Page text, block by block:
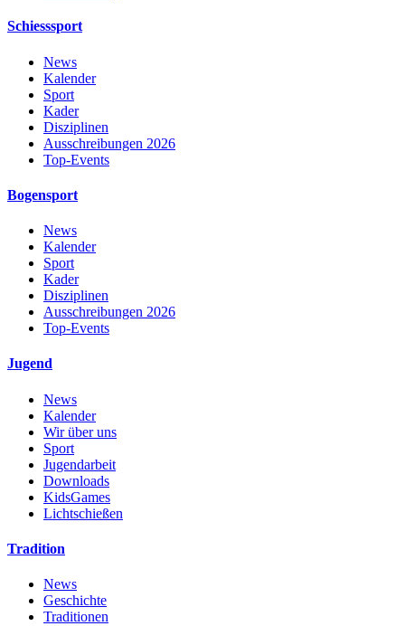
Schiesssport
News
Kalender
Sport
Kader
Disziplinen
Ausschreibungen 2026
Top-Events
Bogensport
News
Kalender
Sport
Kader
Disziplinen
Ausschreibungen 2026
Top-Events
Jugend
News
Kalender
Wir über uns
Sport
Jugendarbeit
Downloads
KidsGames
Lichtschießen
Tradition
News
Geschichte
Traditionen